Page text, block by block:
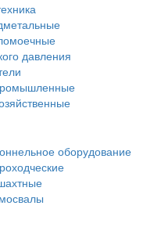
давления
оборудование